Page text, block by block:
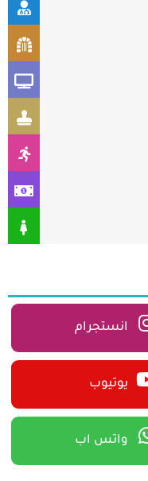
انستجرام
يوتيوب
واتس اب